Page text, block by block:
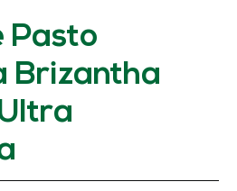
Pasto
Brizantha